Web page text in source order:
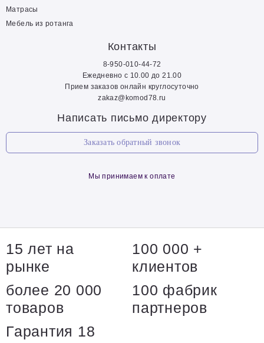
Матрасы
Мебель из ротанга
Контакты
8-950-010-44-72
Ежедневно с 10.00 до 21.00
Прием заказов онлайн круглосуточно
zakaz@komod78.ru
Написать письмо директору
Заказать обратный звонок
Мы принимаем к оплате
15 лет на
рынке
100 000 +
клиентов
более 20 000
товаров
100 фабрик
партнеров
Гарантия 18